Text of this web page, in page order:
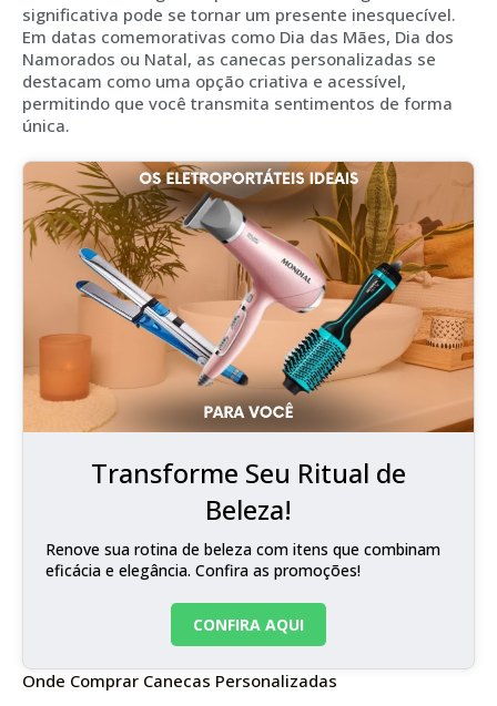
significativa pode se tornar um presente inesquecível.
Em datas comemorativas como Dia das Mães, Dia dos
Namorados ou Natal, as canecas personalizadas se
destacam como uma opção criativa e acessível,
permitindo que você transmita sentimentos de forma
única.
Transforme Seu Ritual de
Beleza!
Renove sua rotina de beleza com itens que combinam
eficácia e elegância. Confira as promoções!
CONFIRA AQUI
Onde Comprar Canecas Personalizadas